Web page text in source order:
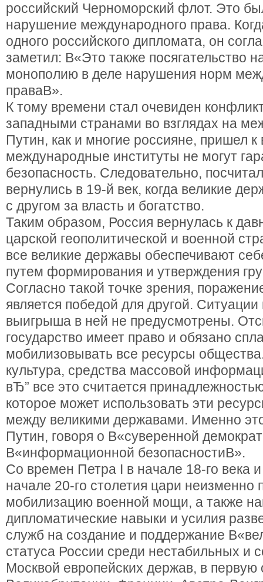
российский Черноморский флот. Это
нарушение международного права.
одного российского дипломата, он
заметил: В«Это также посягательство
монополию в деле нарушения норм
праваВ».
К тому времени стал очевиден
западными странами во взглядах на
Путин, как и многие россияне, пришел к
международные институты не могут
безопасность. Следовательно,
вернулись в 19-й век, когда великие
с другом за власть и богатство.
Таким образом, Россия вернулась к
царской геополитической и военной
все великие державы обеспечивают
путем формирования и утверждения
Согласно такой точке зрения,
является победой для другой. Ситуации
выигрыша в ней не предусмотрены.
государство имеет право и обязано
мобилизовывать все ресурсы
культура, средства массовой
вЂ” все это считается
которое может использовать эти
между великими державами. Именно
Путин, говоря о В«суверенной
В«информационной безопасностиВ».
Со времен Петра I в начале 18-го века
начале 20-го столетия цари неизменно
мобилизацию военной мощи, а также
дипломатические навыки и усилия
служб на создание и поддержание
статуса России среди нестабильных и
Москвой европейских держав, в первую